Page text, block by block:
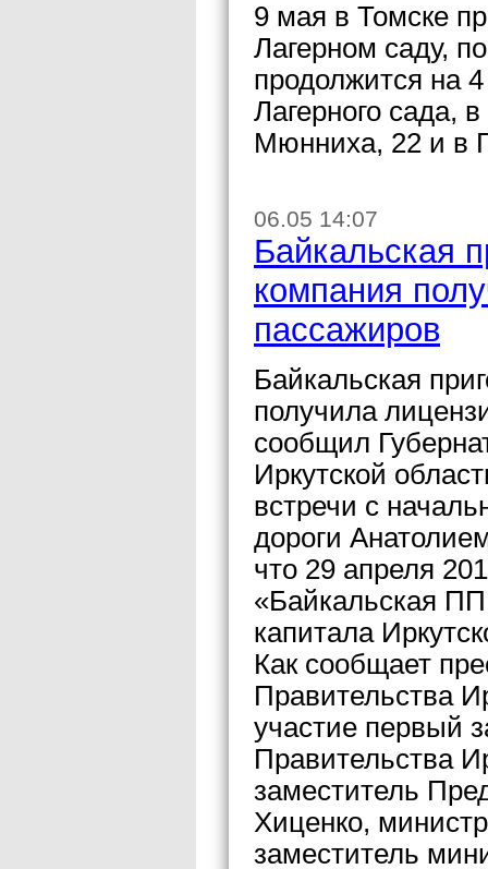
9 мая в Томске
Лагерном саду,
продолжится на
Лагерного сада,
Мюнниха, 22 и в
06.05 14:07
Байкальская
компания
пассажиров
Байкальская
получила
сообщил
Иркутской
встречи с
дороги
что 29 апреля
«Байкальская
капитала
Как сообщает
Правительства
участие первый
Правительства
заместитель
Хиценко,
заместитель